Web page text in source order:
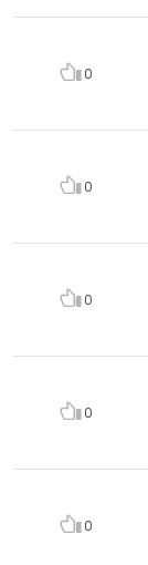
0
0
0
0
0